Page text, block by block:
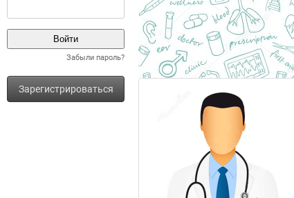
Забыли пароль?
Зарегистрироваться